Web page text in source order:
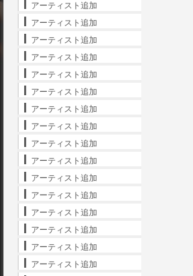
アーティスト追加
アーティスト追加
アーティスト追加
アーティスト追加
アーティスト追加
アーティスト追加
アーティスト追加
アーティスト追加
アーティスト追加
アーティスト追加
アーティスト追加
アーティスト追加
アーティスト追加
アーティスト追加
アーティスト追加
アーティスト追加